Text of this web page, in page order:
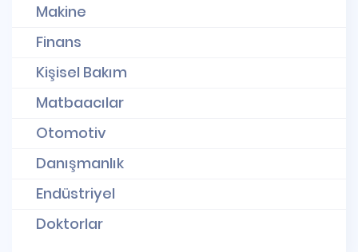
Makine
Finans
Kişisel Bakım
Matbaacılar
Otomotiv
Danışmanlık
Endüstriyel
Doktorlar